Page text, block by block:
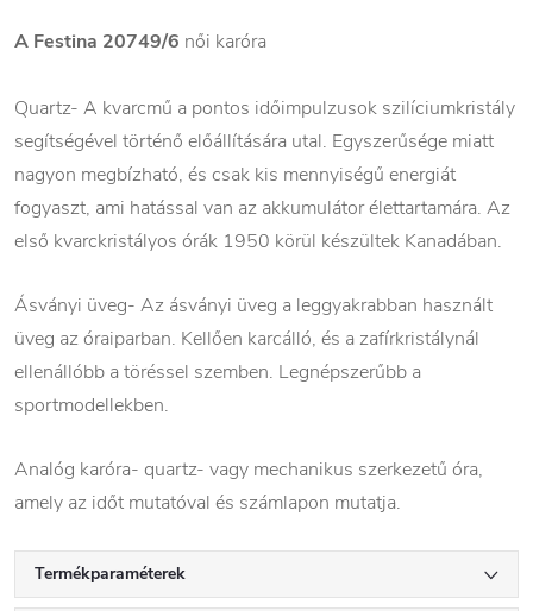
A Festina 20749/6 női karóra
Quartz- A kvarcmű a pontos időimpulzusok szilíciumkristály
segítségével történő előállítására utal. Egyszerűsége miatt
nagyon megbízható, és csak kis mennyiségű energiát
fogyaszt, ami hatással van az akkumulátor élettartamára. Az
első kvarckristályos órák 1950 körül készültek Kanadában.
Ásványi üveg- Az ásványi üveg a leggyakrabban használt
üveg az óraiparban. Kellően karcálló, és a zafírkristálynál
ellenállóbb a töréssel szemben. Legnépszerűbb a
sportmodellekben.
Analóg karóra- quartz- vagy mechanikus szerkezetű óra,
amely az időt mutatóval és számlapon mutatja.
Termékparaméterek